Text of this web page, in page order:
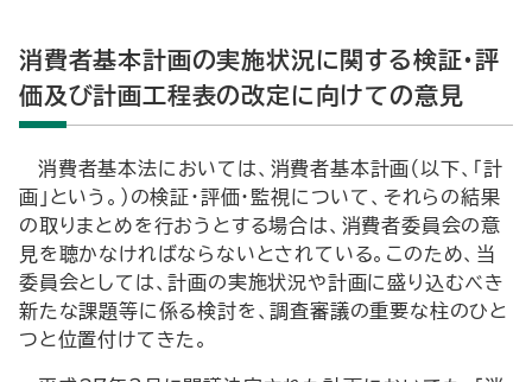
消費者基本計画の実施状況に関する検証・評
価及び計画工程表の改定に向けての意見
消費者基本法においては、消費者基本計画（以下、「計
画」という。）の検証・評価・監視について、それらの結果
の取りまとめを行おうとする場合は、消費者委員会の意
見を聴かなければならないとされている。このため、当
委員会としては、計画の実施状況や計画に盛り込むべき
新たな課題等に係る検討を、調査審議の重要な柱のひと
つと位置付けてきた。